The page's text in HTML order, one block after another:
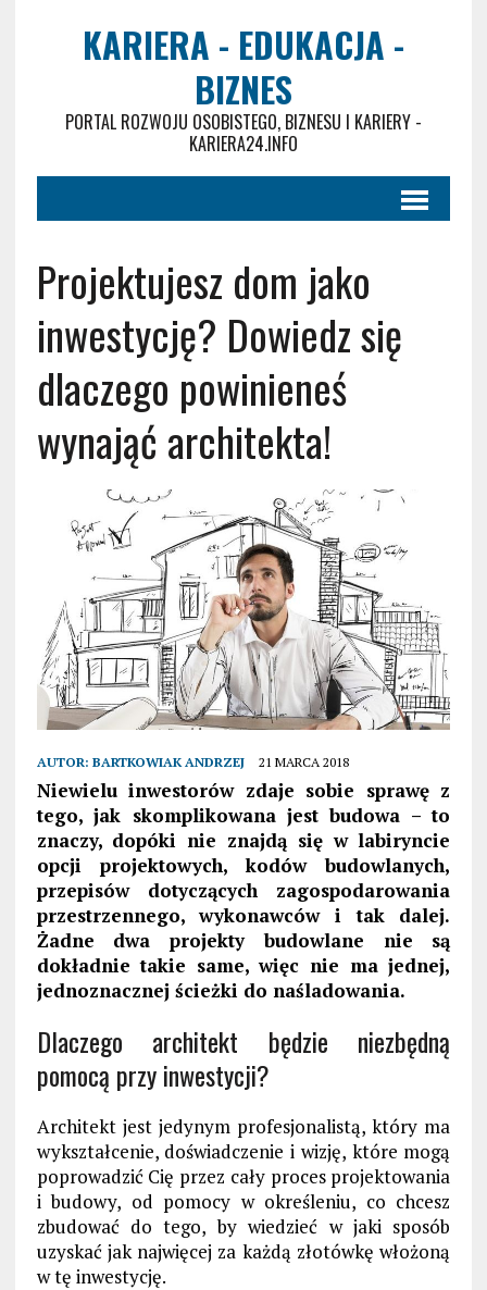
KARIERA - EDUKACJA -
BIZNES
PORTAL ROZWOJU OSOBISTEGO, BIZNESU I KARIERY -
KARIERA24.INFO
Projektujesz dom jako
inwestycję? Dowiedz się
dlaczego powinieneś
wynająć architekta!
AUTOR: BARTKOWIAK ANDRZEJ 21 MARCA 2018
Niewielu inwestorów zdaje sobie sprawę z
tego, jak skomplikowana jest budowa – to
znaczy, dopóki nie znajdą się w labiryncie
opcji projektowych, kodów budowlanych,
przepisów dotyczących zagospodarowania
przestrzennego, wykonawców i tak dalej.
Żadne dwa projekty budowlane nie są
dokładnie takie same, więc nie ma jednej,
jednoznacznej ścieżki do naśladowania.
Dlaczego architekt będzie niezbędną
pomocą przy inwestycji?
Architekt jest jedynym profesjonalistą, który ma
wykształcenie, doświadczenie i wizję, które mogą
poprowadzić Cię przez cały proces projektowania
i budowy, od pomocy w określeniu, co chcesz
zbudować do tego, by wiedzieć w jaki sposób
uzyskać jak najwięcej za każdą złotówkę włożoną
w tę inwestycję.